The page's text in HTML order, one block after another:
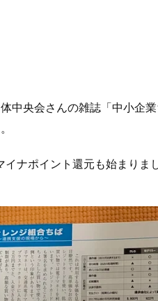
中央会さんの雑誌「中小企
イナポイント還元も始まりま